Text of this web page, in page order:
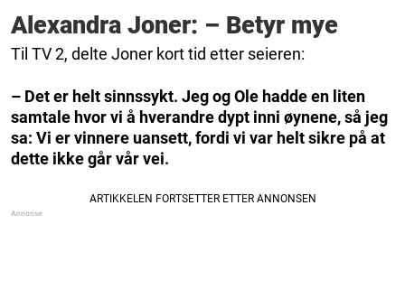
Alexandra Joner: – Betyr mye
Til TV 2, delte Joner kort tid etter seieren:
– Det er helt sinnssykt. Jeg og Ole hadde en liten
samtale hvor vi å hverandre dypt inni øynene, så jeg
sa: Vi er vinnere uansett, fordi vi var helt sikre på at
dette ikke går vår vei.